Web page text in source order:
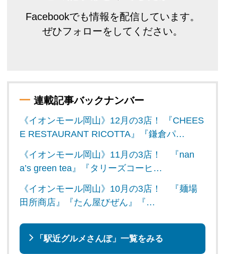
Facebookでも情報を配信しています。
ぜひフォローをしてください。
連載記事バックナンバー
《イオンモール岡山》12月の3店！ 『CHEES
E RESTAURANT RICOTTA』『鎌倉パ…
《イオンモール岡山》11月の3店！ 『nan
a’s green tea』『タリーズコーヒ…
《イオンモール岡山》10月の3店！ 『麺場
田所商店』『たん屋びぜん』『…
「駅近グルメさんぽ」一覧をみる